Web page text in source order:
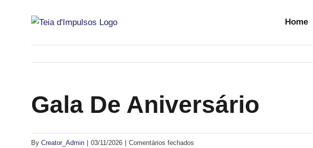
Home
Gala De Aniversário
By Creator_Admin 03/11/2026 Comentários fechados